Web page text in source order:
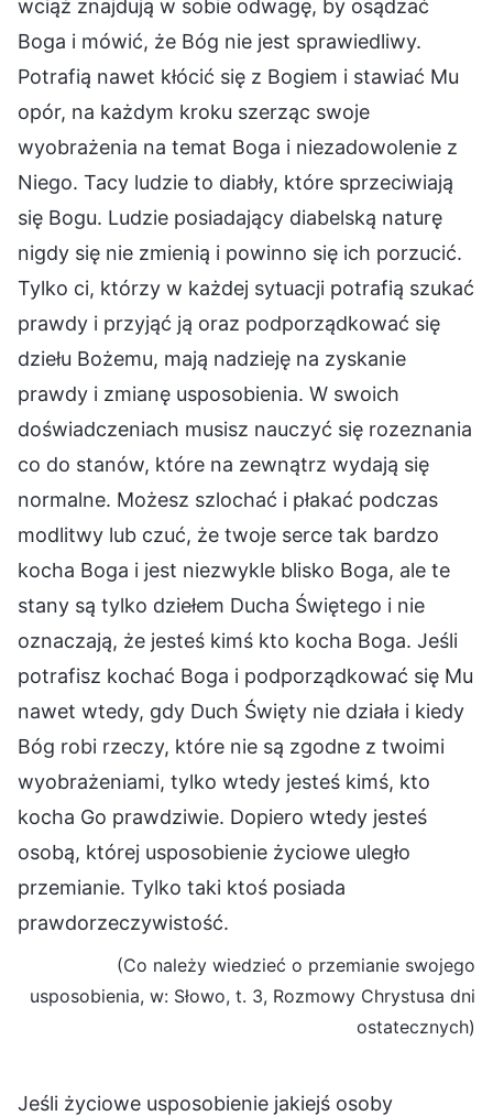
wciąż znajdują w sobie odwagę, by osądzać
Boga i mówić, że Bóg nie jest sprawiedliwy.
Potrafią nawet kłócić się z Bogiem i stawiać Mu
opór, na każdym kroku szerząc swoje
wyobrażenia na temat Boga i niezadowolenie z
Niego. Tacy ludzie to diabły, które sprzeciwiają
się Bogu. Ludzie posiadający diabelską naturę
nigdy się nie zmienią i powinno się ich porzucić.
Tylko ci, którzy w każdej sytuacji potrafią szukać
prawdy i przyjąć ją oraz podporządkować się
dziełu Bożemu, mają nadzieję na zyskanie
prawdy i zmianę usposobienia. W swoich
doświadczeniach musisz nauczyć się rozeznania
co do stanów, które na zewnątrz wydają się
normalne. Możesz szlochać i płakać podczas
modlitwy lub czuć, że twoje serce tak bardzo
kocha Boga i jest niezwykle blisko Boga, ale te
stany są tylko dziełem Ducha Świętego i nie
oznaczają, że jesteś kimś kto kocha Boga. Jeśli
potrafisz kochać Boga i podporządkować się Mu
nawet wtedy, gdy Duch Święty nie działa i kiedy
Bóg robi rzeczy, które nie są zgodne z twoimi
wyobrażeniami, tylko wtedy jesteś kimś, kto
kocha Go prawdziwie. Dopiero wtedy jesteś
osobą, której usposobienie życiowe uległo
przemianie. Tylko taki ktoś posiada
prawdorzeczywistość.
(Co należy wiedzieć o przemianie swojego
usposobienia, w: Słowo, t. 3, Rozmowy Chrystusa dni
ostatecznych)
Jeśli życiowe usposobienie jakiejś osoby